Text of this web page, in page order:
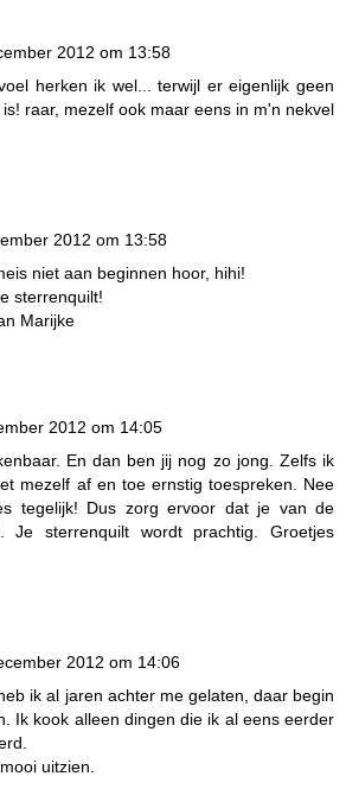
2012 om 13:58
herken ik wel... terwijl er eigenlijk geen
raar, mezelf ook maar eens in m'n nekvel
2012 om 13:58
niet aan beginnen hoor, hihi!
sterrenquilt!
Marijke
2012 om 14:05
En dan ben jij nog zo jong. Zelfs ik
mezelf af en toe ernstig toespreken. Nee
tegelijk! Dus zorg ervoor dat je van de
Je sterrenquilt wordt prachtig. Groetjes
2012 om 14:06
ik al jaren achter me gelaten, daar begin
Ik kook alleen dingen die ik al eens eerder
uitzien.